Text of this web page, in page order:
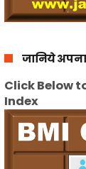
जानिये अपना
Click Below
Index